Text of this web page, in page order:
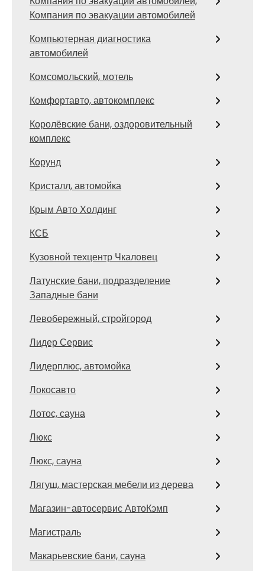
Компания по эвакуации автомобилей
Компьютерная диагностика
автомобилей
Комсомольский, мотель
Комфортавто, автокомплекс
Королёвские бани, оздоровительный
комплекс
Корунд
Кристалл, автомойка
Крым Авто Холдинг
КСБ
Кузовной техцентр Чкаловец
Латунские бани, подразделение
Западные бани
Левобережный, стройгород
Лидер Сервис
Лидерплюс, автомойка
Локосавто
Лотос, сауна
Люкс
Люкс, сауна
Лягуш, мастерская мебели из дерева
Магазин-автосервис АвтоКэмп
Магистраль
Макарьевские бани, сауна